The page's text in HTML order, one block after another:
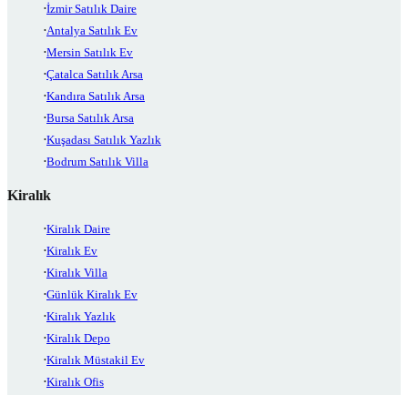
İzmir Satılık Daire
Antalya Satılık Ev
Mersin Satılık Ev
Çatalca Satılık Arsa
Kandıra Satılık Arsa
Bursa Satılık Arsa
Kuşadası Satılık Yazlık
Bodrum Satılık Villa
Kiralık
Kiralık Daire
Kiralık Ev
Kiralık Villa
Günlük Kiralık Ev
Kiralık Yazlık
Kiralık Depo
Kiralık Müstakil Ev
Kiralık Ofis